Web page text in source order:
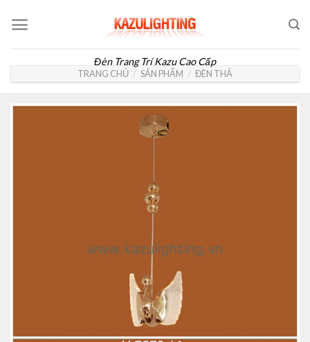
Đèn Trang Trí Kazu Cao Cấp
TRANG CHỦ / SẢN PHẨM / ĐÈN THẢ